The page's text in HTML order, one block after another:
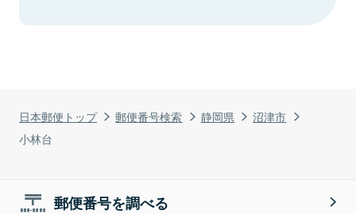
日本郵便トップ 郵便番号検索 静岡県
沼津市
小林台
郵便番号を調べる